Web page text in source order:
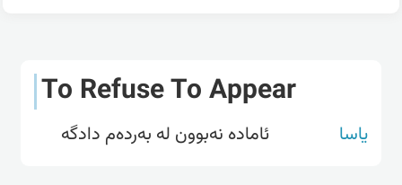
To Refuse To Appear
یاسا ئامادە نەبوون لە بەردەم دادگە